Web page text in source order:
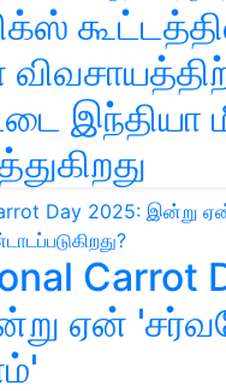
Carrot
ஏன்